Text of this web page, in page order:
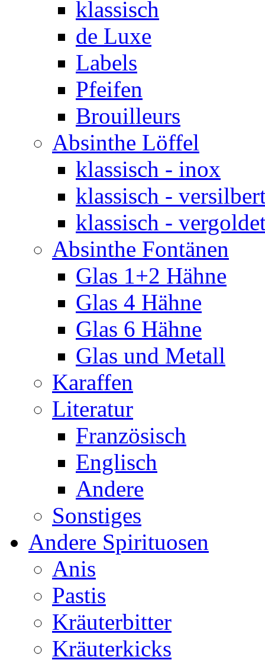
klassisch
de Luxe
Labels
Pfeifen
Brouilleurs
Absinthe Löffel
klassisch - inox
klassisch -
klassisch -
Absinthe Fontänen
Glas 1+2 Hähne
Glas 4 Hähne
Glas 6 Hähne
Glas und Metall
Karaffen
Literatur
Französisch
Englisch
Andere
Sonstiges
Andere Spirituosen
Anis
Pastis
Kräuterbitter
Kräuterkicks